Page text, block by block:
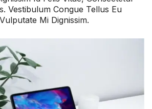
Vestibulum Congue Tellus Eu
Mi Dignissim.